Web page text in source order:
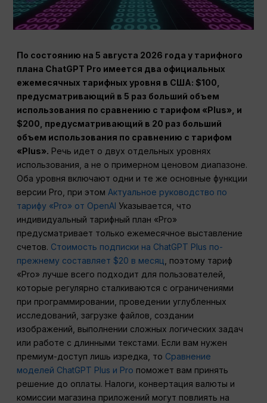
По состоянию на 5 августа 2026 года у тарифного
плана ChatGPT Pro имеется два официальных
ежемесячных тарифных уровня в США: $100,
предусматривающий в 5 раз больший объем
использования по сравнению с тарифом «Plus», и
$200, предусматривающий в 20 раз больший
объем использования по сравнению с тарифом
«Plus». Речь идет о двух отдельных уровнях
использования, а не о примерном ценовом диапазоне.
Оба уровня включают одни и те же основные функции
версии Pro, при этомАктуальное руководство по
тарифу «Pro» от OpenAI Указывается, что
индивидуальный тарифный план «Pro»
предусматривает только ежемесячное выставление
счетов. Стоимость подписки на ChatGPT Plus по-
прежнему составляет $20 в месяц
, поэтому тариф
«Pro» лучше всего подходит для пользователей,
которые регулярно сталкиваются с ограничениями
при программировании, проведении углубленных
исследований, загрузке файлов, создании
изображений, выполнении сложных логических задач
или работе с длинными текстами. Если вам нужен
премиум-доступ лишь изредка, то Сравнение
моделей ChatGPT Plus и Pro поможет вам принять
решение до оплаты. Налоги, конвертация валюты и
комиссии магазина приложений могут повлиять на